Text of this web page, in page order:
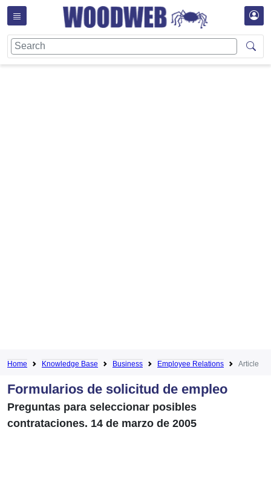
Home Knowledge Base Business Employee Relations Article
Formularios de solicitud de empleo
Preguntas para seleccionar posibles
contrataciones. 14 de marzo de 2005